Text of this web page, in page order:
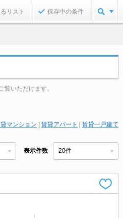
リスト 保存中の条件
いただけます。
マンション 賃貸アパート 賃貸一戸建て
表示件数